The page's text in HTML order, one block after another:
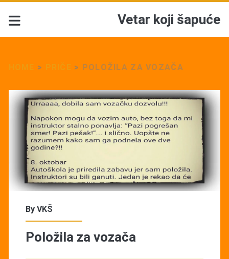
Vetar koji šapuće
> > POLOŽILA ZA VOZAČA
By VKŠ
Položila za vozača